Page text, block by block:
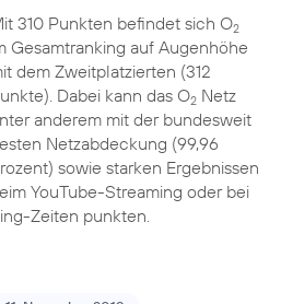
310 Punkten befindet sich O2
Gesamtranking auf Augenhöhe
dem Zweitplatzierten (312
Dabei kann das O2Netz
anderem mit der bundesweit
Netzabdeckung (99,96
sowie starken Ergebnissen
YouTube-Streaming oder bei
Zeiten punkten.